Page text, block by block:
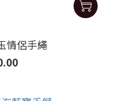
情侶手繩